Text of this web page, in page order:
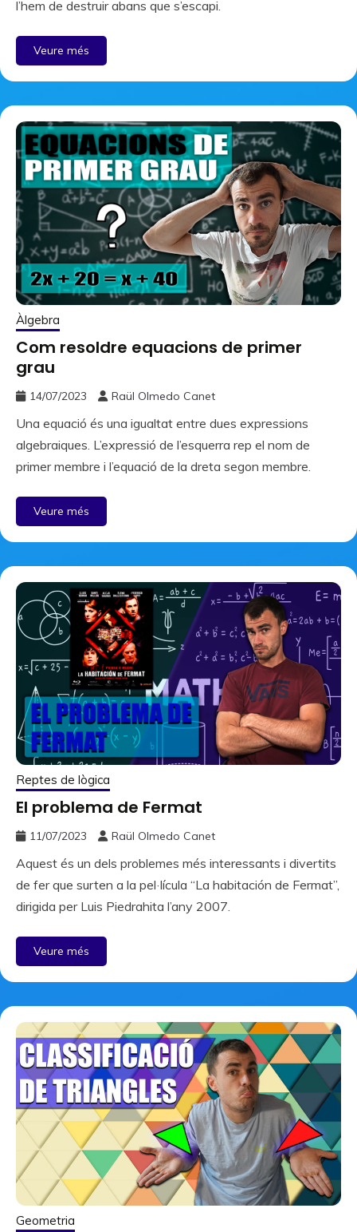
l’hem de destruir abans que s’escapi.
Veure més
Àlgebra
Com resoldre equacions de primer
grau
14/07/2023 Raül Olmedo Canet
Una equació és una igualtat entre dues expressions
algebraiques. L’expressió de l’esquerra rep el nom de
primer membre i l’equació de la dreta segon membre.
Veure més
Reptes de lògica
El problema de Fermat
11/07/2023 Raül Olmedo Canet
Aquest és un dels problemes més interessants i divertits
de fer que surten a la pel·lícula “La habitación de Fermat”,
dirigida per Luis Piedrahita l’any 2007.
Veure més
Geometria